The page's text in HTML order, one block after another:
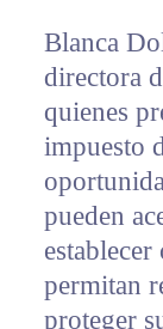
Blanca
directora
quienes
impuesto
pueden
permitan
proteger